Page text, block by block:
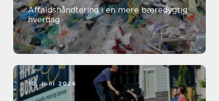
Affaldshåndtering i en mere bæredygtig
hverdag
10. juni 2026